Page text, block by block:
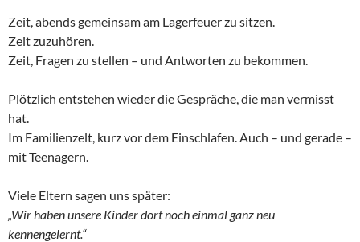
Zeit, abends gemeinsam am Lagerfeuer zu sitzen.
Zeit zuzuhören.
Zeit, Fragen zu stellen – und Antworten zu bekommen.
Plötzlich entstehen wieder die Gespräche, die man vermisst
hat.
Im Familienzelt, kurz vor dem Einschlafen. Auch – und gerade –
mit Teenagern.
Viele Eltern sagen uns später:
„Wir haben unsere Kinder dort noch einmal ganz neu
kennengelernt.“